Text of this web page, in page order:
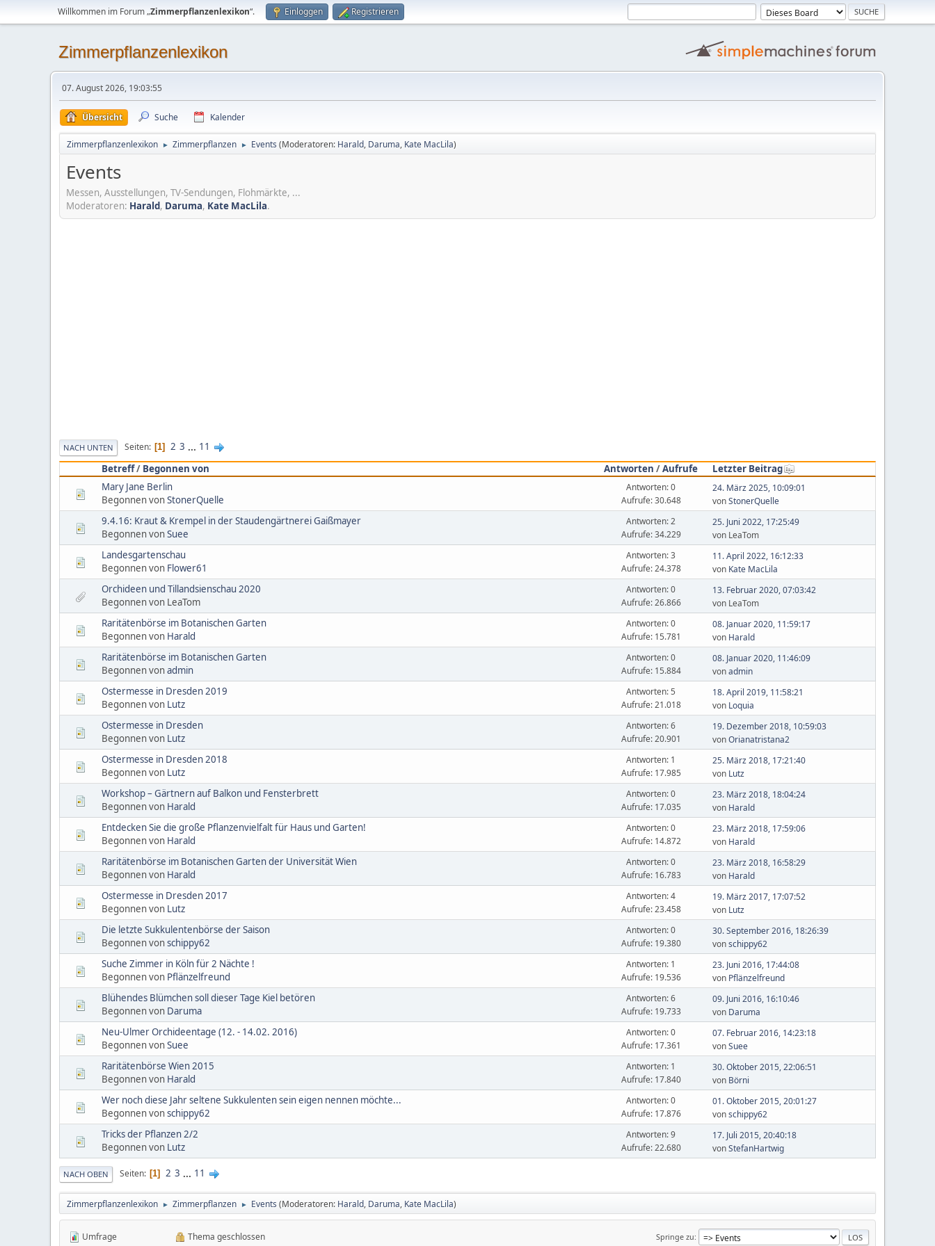
Willkommen im Forum „Zimmerpflanzenlexikon“. Einloggen Registrieren
Zimmerpflanzenlexikon
07. August 2026, 19:03:55
Übersicht Suche Kalender
Zimmerpflanzenlexikon ► Zimmerpflanzen ► Events (Moderatoren: Harald, Daruma, Kate MacLila)
Events
Messen, Ausstellungen, TV-Sendungen, Flohmärkte, ...
Moderatoren: Harald, Daruma, Kate MacLila.
NACH UNTEN Seiten 1 2 3 ... 11
Betreff/ Begonnen von Antworten /Aufrufe
Letzter Beitrag
Mary Jane Berlin
Begonnen vonStonerQuelle
Antworten: 0
Aufrufe: 30.648
24. März 2025, 10:09:01
vonStonerQuelle
9.4.16: Kraut & Krempel in der Staudengärtnerei Gaißmayer
Begonnen vonSuee
Antworten: 2
Aufrufe: 34.229
25. Juni 2022, 17:25:49
von LeaTom
Landesgartenschau
Begonnen von Flower61
Antworten: 3
Aufrufe: 24.378
11. April 2022, 16:12:33
von Kate MacLila
Orchideen und Tillandsienschau 2020
Begonnen von LeaTom
Antworten: 0
Aufrufe: 26.866
13. Februar 2020, 07:03:42
von LeaTom
Raritätenbörse im Botanischen Garten
Begonnen von Harald
Antworten: 0
Aufrufe: 15.781
08. Januar 2020, 11:59:17
von Harald
Raritätenbörse im Botanischen Garten
Begonnen vonadmin
Antworten: 0
Aufrufe: 15.884
08. Januar 2020, 11:46:09
vonadmin
Ostermesse in Dresden 2019
Begonnen von Lutz
Antworten: 5
Aufrufe: 21.018
18. April 2019, 11:58:21
von Loquia
Ostermesse in Dresden
Begonnen von Lutz
Antworten: 6
Aufrufe: 20.901
19. Dezember 2018, 10:59:03
vonOrianatristana2
Ostermesse in Dresden 2018
Begonnen von Lutz
Antworten: 1
Aufrufe: 17.985
25. März 2018, 17:21:40
von Lutz
Workshop – Gärtnern auf Balkon und Fensterbrett
Begonnen von Harald
Antworten: 0
Aufrufe: 17.035
23. März 2018, 18:04:24
von Harald
Entdecken Sie die große Pflanzenvielfalt für Haus und Garten!
Begonnen von Harald
Antworten: 0
Aufrufe: 14.872
23. März 2018, 17:59:06
von Harald
Raritätenbörse im Botanischen Garten der Universität Wien
Begonnen von Harald
Antworten: 0
Aufrufe: 16.783
23. März 2018, 16:58:29
von Harald
Ostermesse in Dresden 2017
Begonnen von Lutz
Antworten: 4
Aufrufe: 23.458
19. März 2017, 17:07:52
von Lutz
Die letzte Sukkulentenbörse der Saison
Begonnen vonschippy62
Antworten: 0
Aufrufe: 19.380
30. September 2016, 18:26:39
vonschippy62
Suche Zimmer in Köln für 2 Nächte !
Begonnen von Pflänzelfreund
Antworten: 1
Aufrufe: 19.536
23. Juni 2016, 17:44:08
von Pflänzelfreund
Blühendes Blümchen soll dieser Tage Kiel betören
Begonnen von Daruma
Antworten: 6
Aufrufe: 19.733
09. Juni 2016, 16:10:46
von Daruma
Neu-Ulmer Orchideentage (12. - 14.02. 2016)
Begonnen vonSuee
Antworten: 0
Aufrufe: 17.361
07. Februar 2016, 14:23:18
vonSuee
Raritätenbörse Wien 2015
Begonnen von Harald
Antworten: 1
Aufrufe: 17.840
30. Oktober 2015, 22:06:51
von Börni
Wer noch diese Jahr seltene Sukkulenten sein eigen nennen möchte...
Begonnen vonschippy62
Antworten: 0
Aufrufe: 17.876
01. Oktober 2015, 20:01:27
vonschippy62
Tricks der Pflanzen 2/2
Begonnen von Lutz
Antworten: 9
Aufrufe: 22.680
17. Juli 2015, 20:40:18
vonStefanHartwig
NACH OBEN Seiten 1 2 3 ... 11
Zimmerpflanzenlexikon ► Zimmerpflanzen ► Events (Moderatoren: Harald, Daruma, Kate MacLila)
Springe zu
Umfrage Thema geschlossen